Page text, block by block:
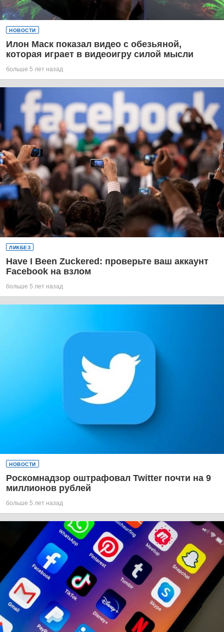
НОВОСТИ
Илон Маск показал видео с обезьяной,
которая играет в видеоигру силой мысли
больше 5 лет назад
ЛИКБЕЗ
Have I Been Zuckered: проверьте ваш аккаунт
Facebook на взлом
больше 5 лет назад
НОВОСТИ
Роскомнадзор оштрафовал Twitter почти на 9
миллионов рублей
больше 5 лет назад